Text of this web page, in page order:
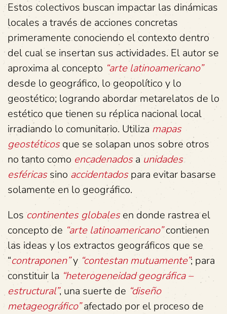
Estos colectivos buscan impactar las dinámicas
locales a través de acciones concretas
primeramente conociendo el contexto dentro
del cual se insertan sus actividades. El autor se
aproxima al concepto “arte latinoamericano”
desde lo geográfico, lo geopolítico y lo
geostético; logrando abordar metarelatos de lo
estético que tienen su réplica nacional local
irradiando lo comunitario. Utiliza mapas
geostéticosque se solapan unos sobre otros
no tanto como encadenadosa unidades
esféricassino accidentadospara evitar basarse
solamente en lo geográfico.
Los continentes globalesen donde rastrea el
concepto de “arte latinoamericano”contienen
las ideas y los extractos geográficos que se
“contraponen”y “contestan mutuamente”; para
constituir la “heterogeneidad geográfica –
estructural”, una suerte de “diseño
metageográfico”afectado por el proceso de